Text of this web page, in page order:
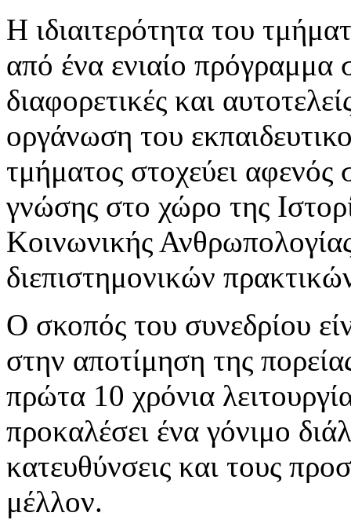
Η ιδιαιτερότητα του
από ένα ενιαίο πρόγραμμα
διαφορετικές και
οργάνωση του
τμήματος στοχεύει αφενός
γνώσης στο χώρο της
Κοινωνικής
διεπιστημονικών
Ο σκοπός του συνεδρίου
στην αποτίμηση της
πρώτα 10 χρόνια
προκαλέσει ένα γόνιμο
κατευθύνσεις και τους
μέλλον.